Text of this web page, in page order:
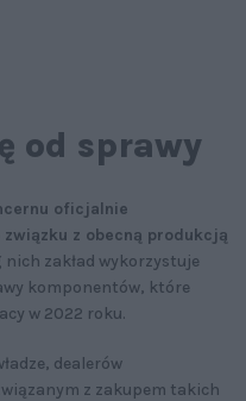
od sprawy
oficjalnie
z obecną produkcją
nich zakład wykorzystuje
komponentów, które
w 2022 roku.
dealerów
z zakupem takich